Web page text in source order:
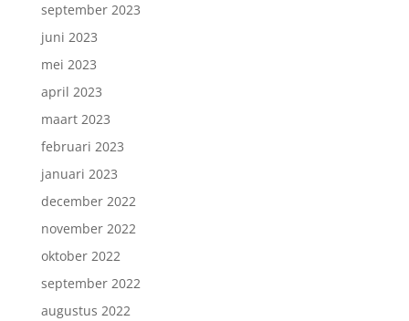
september 2023
juni 2023
mei 2023
april 2023
maart 2023
februari 2023
januari 2023
december 2022
november 2022
oktober 2022
september 2022
augustus 2022